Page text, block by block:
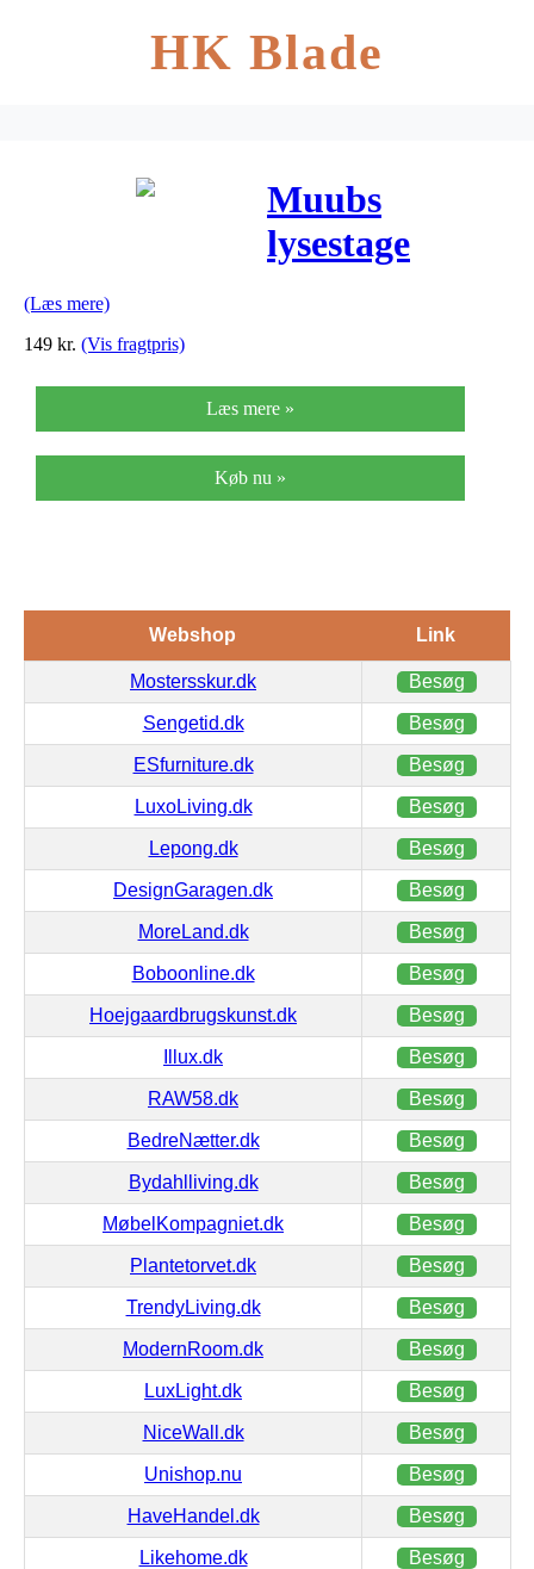
HK Blade
Muubs
lysestage
(h4,5xø11,5
cm)
(Læs mere)
149 kr. (Vis fragtpris)
Læs mere »
Køb nu »
Webshop Link
Mostersskur.dk Besøg
Sengetid.dk Besøg
ESfurniture.dk Besøg
LuxoLiving.dk Besøg
Lepong.dk Besøg
DesignGaragen.dk Besøg
MoreLand.dk Besøg
Boboonline.dk Besøg
Hoejgaardbrugskunst.dk Besøg
Illux.dk Besøg
RAW58.dk Besøg
BedreNætter.dk Besøg
Bydahlliving.dk Besøg
MøbelKompagniet.dk Besøg
Plantetorvet.dk Besøg
TrendyLiving.dk Besøg
ModernRoom.dk Besøg
LuxLight.dk Besøg
NiceWall.dk Besøg
Unishop.nu Besøg
HaveHandel.dk Besøg
Likehome.dk Besøg